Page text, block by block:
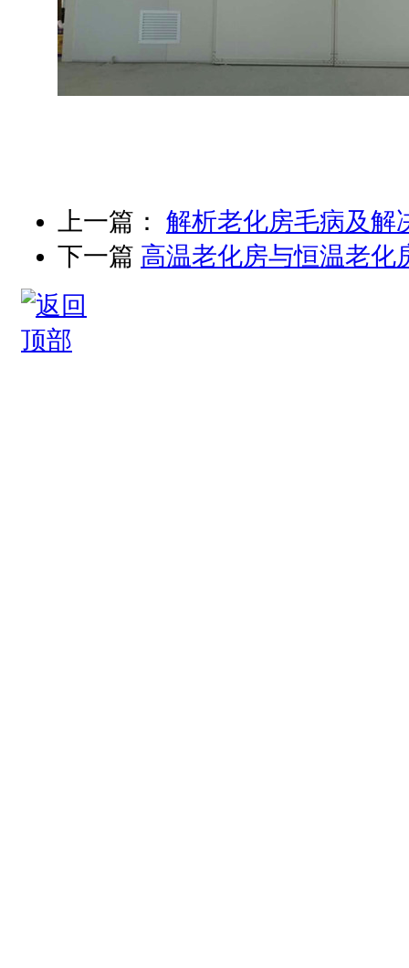
上一篇： 解析老化房毛病及解
下一篇 高温老化房与恒温老化